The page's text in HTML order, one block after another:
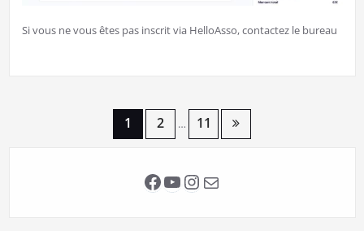
Si vous ne vous êtes pas inscrit via HelloAsso, contactez le bureau
1 2 … 11
Facebook
YouTube
Instagram
E-mail